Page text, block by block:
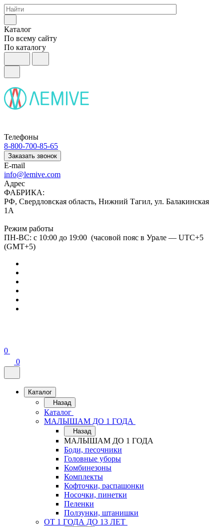
Каталог
По всему сайту
По каталогу
Телефоны
8-800-700-85-65
Заказать звонок
E-mail
info@lemive.com
Адрес
ФАБРИКА:
РФ, Свердловская область, Нижний Тагил, ул. Балакинская
1А
Режим работы
ПН-ВС: с 10:00 до 19:00 (часовой пояс в Урале — UTC+5
(GMT+5)
0
0
Каталог
Назад
Каталог
МАЛЫШАМ ДО 1 ГОДА
Назад
МАЛЫШАМ ДО 1 ГОДА
Боди, песочники
Головные уборы
Комбинезоны
Комплекты
Кофточки, распашонки
Носочки, пинетки
Пеленки
Ползунки, штанишки
ОТ 1 ГОДА ДО 13 ЛЕТ